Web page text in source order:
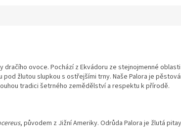
ovoce. Pochází z Ekvádoru ze stejnojmenné oblasti
žlutou slupkou s ostřejšími trny. Naše Palora je
tradici šetrného zemědělství a respektu k přírodě.
, původem z Jižní Ameriky. Odrůda Palora je žlutá